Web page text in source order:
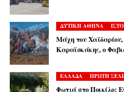
ΔΥΤΙΚΗ ΑΘΗΝΑ
Μάχη του Χαϊδαρίου,
Καραϊσκάκης, ο
ΕΛΛΑΔΑ ΠΡΩΤΗ
Φωτιά στο Ποικίλο: